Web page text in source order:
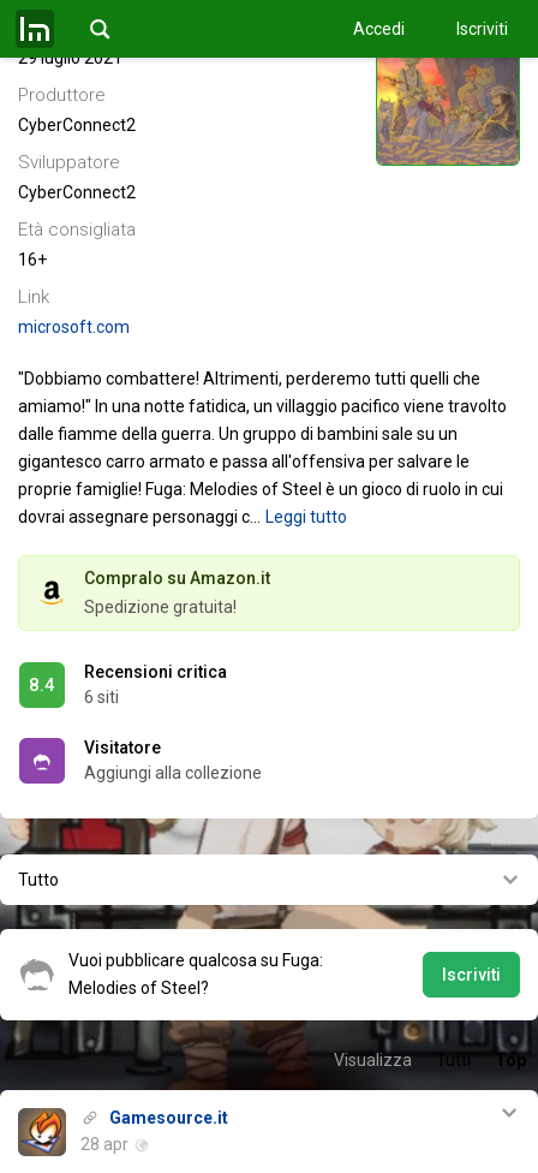
Accedi Iscriviti
Data di uscita
29 luglio 2021
Produttore
CyberConnect2
Sviluppatore
CyberConnect2
Età consigliata
16+
Link
microsoft.com
"Dobbiamo combattere! Altrimenti, perderemo tutti quelli che
amiamo!" In una notte fatidica, un villaggio pacifico viene travolto
dalle fiamme della guerra. Un gruppo di bambini sale su un
gigantesco carro armato e passa all'offensiva per salvare le
proprie famiglie! Fuga: Melodies of Steel è un gioco di ruolo in cui
dovrai assegnare personaggi c
Leggi tutto
Compralo su Amazon.it
Spedizione gratuita!
8.4
Recensioni critica
6 siti
Visitatore
Aggiungi alla collezione
Tutto
Vuoi pubblicare qualcosa su Fuga:
Melodies of Steel?
Iscriviti
Visualizza Tutti Top
Gamesource.it
28 apr